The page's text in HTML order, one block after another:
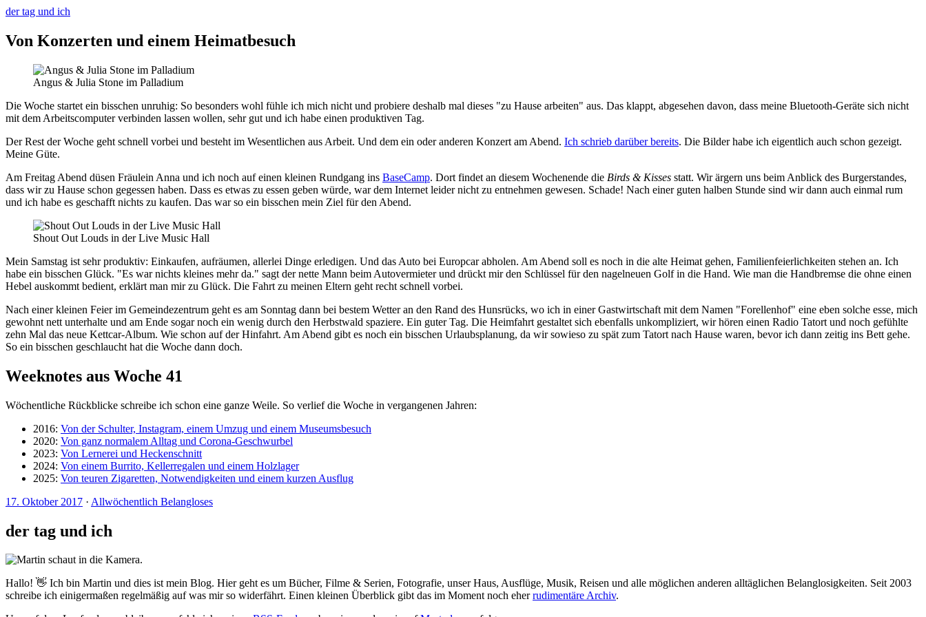
der tag und ich
Von Konzerten und einem Heimatbesuch
Angus & Julia Stone im Palladium
Die Woche startet ein bisschen unruhig: So besonders wohl fühle ich mich nicht und probiere deshalb mal dieses "zu Hause arbeiten" aus. Das klappt, abgesehen davon, dass meine Bluetooth-Geräte sich nicht
mit dem Arbeitscomputer verbinden lassen wollen, sehr gut und ich habe einen produktiven Tag.
Der Rest der Woche geht schnell vorbei und besteht im Wesentlichen aus Arbeit. Und dem ein oder anderen Konzert am Abend. Ich schrieb darüber bereits. Die Bilder habe ich eigentlich auch schon gezeigt.
Meine Güte.
Am Freitag Abend düsen Fräulein Anna und ich noch auf einen kleinen Rundgang ins BaseCamp. Dort findet an diesem Wochenende die Birds & Kisses statt. Wir ärgern uns beim Anblick des Burgerstandes,
dass wir zu Hause schon gegessen haben. Dass es etwas zu essen geben würde, war dem Internet leider nicht zu entnehmen gewesen. Schade! Nach einer guten halben Stunde sind wir dann auch einmal rum
und ich habe es geschafft nichts zu kaufen. Das war so ein bisschen mein Ziel für den Abend.
Shout Out Louds in der Live Music Hall
Mein Samstag ist sehr produktiv: Einkaufen, aufräumen, allerlei Dinge erledigen. Und das Auto bei Europcar abholen. Am Abend soll es noch in die alte Heimat gehen, Familienfeierlichkeiten stehen an. Ich
habe ein bisschen Glück. "Es war nichts kleines mehr da." sagt der nette Mann beim Autovermieter und drückt mir den Schlüssel für den nagelneuen Golf in die Hand. Wie man die Handbremse die ohne einen
Hebel auskommt bedient, erklärt man mir zu Glück. Die Fahrt zu meinen Eltern geht recht schnell vorbei.
Nach einer kleinen Feier im Gemeindezentrum geht es am Sonntag dann bei bestem Wetter an den Rand des Hunsrücks, wo ich in einer Gastwirtschaft mit dem Namen "Forellenhof" eine eben solche esse, mich
gewohnt nett unterhalte und am Ende sogar noch ein wenig durch den Herbstwald spaziere. Ein guter Tag. Die Heimfahrt gestaltet sich ebenfalls unkompliziert, wir hören einen Radio Tatort und noch gefühlte
zehn Mal das neue Kettcar-Album. Wie schon auf der Hinfahrt. Am Abend gibt es noch ein bisschen Urlaubsplanung, da wir sowieso zu spät zum Tatort nach Hause waren, bevor ich dann zeitig ins Bett gehe.
So ein bisschen geschlaucht hat die Woche dann doch.
Weeknotes aus Woche 41
Wöchentliche Rückblicke schreibe ich schon eine ganze Weile. So verlief die Woche in vergangenen Jahren:
2016: Von der Schulter, Instagram, einem Umzug und einem Museumsbesuch
2020: Von ganz normalem Alltag und Corona-Geschwurbel
2023: Von Lernerei und Heckenschnitt
2024: Von einem Burrito, Kellerregalen und einem Holzlager
2025: Von teuren Zigaretten, Notwendigkeiten und einem kurzen Ausflug
17. Oktober 2017 · Allwöchentlich Belangloses
der tag und ich
Hallo! 👋 Ich bin Martin und dies ist mein Blog. Hier geht es um Bücher, Filme & Serien, Fotografie, unser Haus, Ausflüge, Musik, Reisen und alle möglichen anderen alltäglichen Belanglosigkeiten. Seit 2003
schreibe ich einigermaßen regelmäßig auf was mir so widerfährt. Einen kleinen Überblick gibt das im Moment noch eherrudimentäre Archiv.